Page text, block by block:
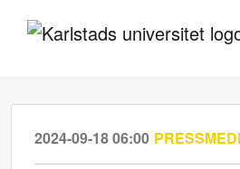
2024-09-18 06:00